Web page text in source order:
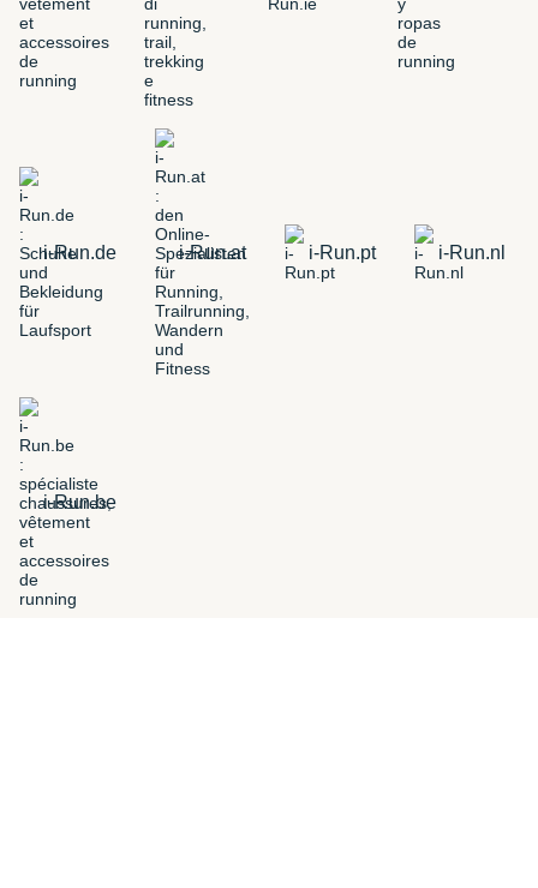
i-Run.de i-Run.at i-Run.pt i-Run.nl
i-Run.be